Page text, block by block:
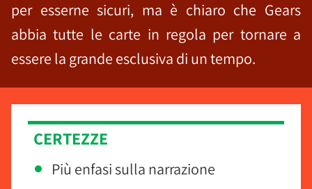
per esserne sicuri, ma è chiaro che Gears
abbia tutte le carte in regola per tornare a
essere la grande esclusiva di un tempo.
CERTEZZE
Più enfasi sulla narrazione